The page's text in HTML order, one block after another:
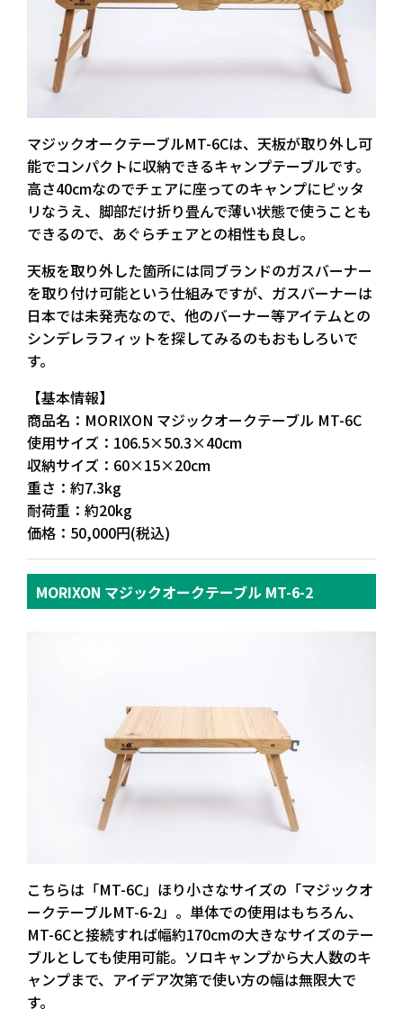
マジックオークテーブルMT-6Cは、天板が取り外し可
能でコンパクトに収納できるキャンプテーブルです。
高さ40cmなのでチェアに座ってのキャンプにピッタ
リなうえ、脚部だけ折り畳んで薄い状態で使うことも
できるので、あぐらチェアとの相性も良し。
天板を取り外した箇所には同ブランドのガスバーナー
を取り付け可能という仕組みですが、ガスバーナーは
日本では未発売なので、他のバーナー等アイテムとの
シンデレラフィットを探してみるのもおもしろいで
す。
【基本情報】
商品名：MORIXON マジックオークテーブル MT-6C
使用サイズ：106.5×50.3×40cm
収納サイズ：60×15×20cm
重さ：約7.3kg
耐荷重：約20kg
価格：50,000円(税込)
MORIXON マジックオークテーブル MT-6-2
こちらは「MT-6C」ほり小さなサイズの「マジックオ
ークテーブルMT-6-2」。単体での使用はもちろん、
MT-6Cと接続すれば幅約170cmの大きなサイズのテー
ブルとしても使用可能。ソロキャンプから大人数のキ
ャンプまで、アイデア次第で使い方の幅は無限大で
す。